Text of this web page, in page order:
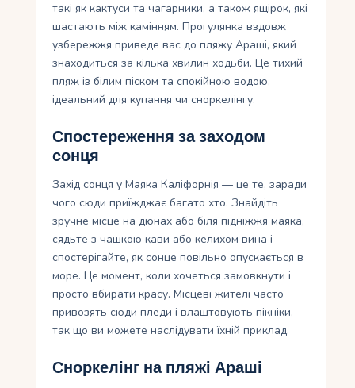
такі як кактуси та чагарники, а також ящірок, які
шастають між камінням. Прогулянка вздовж
узбережжя приведе вас до пляжу Араші, який
знаходиться за кілька хвилин ходьби. Це тихий
пляж із білим піском та спокійною водою,
ідеальний для купання чи сноркелінгу.
Спостереження за заходом
сонця
Захід сонця у Маяка Каліфорнія — це те, заради
чого сюди приїжджає багато хто. Знайдіть
зручне місце на дюнах або біля підніжжя маяка,
сядьте з чашкою кави або келихом вина і
спостерігайте, як сонце повільно опускається в
море. Це момент, коли хочеться замовкнути і
просто вбирати красу. Місцеві жителі часто
привозять сюди пледи і влаштовують пікніки,
так що ви можете наслідувати їхній приклад.
Сноркелінг на пляжі Араші